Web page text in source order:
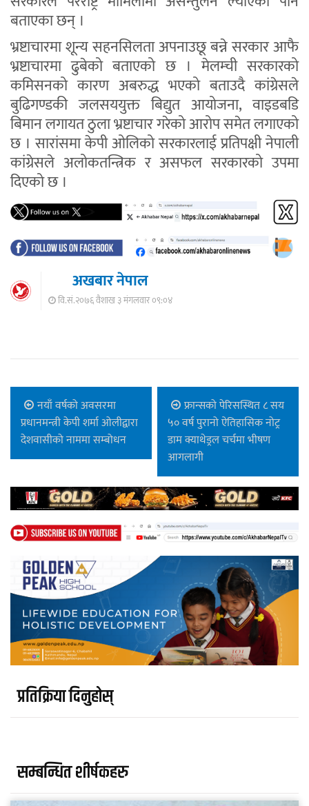
बताएका छन् ।
भ्रष्टाचारमा शून्य सहनसिलता अपनाउछू बन्ने सरकार आफै
भ्रष्टाचारमा ढुबेको बताएको छ । मेलम्ची सरकारको
कमिसनको कारण अबरुद्ध भएको बताउदै कांग्रेसले
बुढिगण्डकी जलसययुक्त बिद्युत आयोजना, वाइडबडि
बिमान लगायत ठुला भ्रष्टाचार गरेको आरोप समेत लगाएको
छ । सारांसमा केपी ओलिको सरकारलाई प्रतिपक्षी नेपाली
कांग्रेसले अलोकतन्त्रिक र असफल सरकारको उपमा
दिएको छ ।
अखबार नेपाल
वि.सं.२०७६ वैशाख ३ मंगलवार ०९:०४
नयाँ वर्षको अवसरमा
प्रधानमन्त्री केपी शर्मा ओलीद्वारा
देशवासीको नाममा सम्बोधन
फ्रान्सको पेरिसस्थित ८ सय
५० वर्ष पुरानो ऐतिहासिक नोट्र
डाम क्याथेड्रल चर्चमा भीषण
आगलागी
प्रतिक्रिया दिनुहोस्
सम्बन्धित शीर्षकहरु